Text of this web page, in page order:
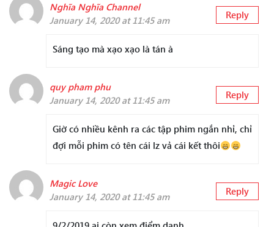
Nghĩa Nghĩa Channel
January 14, 2020 at 11:45 am
Reply
Sáng tạo mà xạo xạo là tán à
quy pham phu
January 14, 2020 at 11:45 am
Reply
Giờ có nhiều kênh ra các tập phim ngắn nhỉ, chỉ
đợi mỗi phim có tên cái lz vả cái kết thôi
Magic Love
January 14, 2020 at 11:45 am
Reply